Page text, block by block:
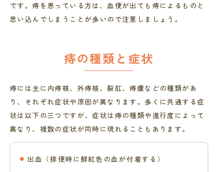
です。痔を患っている方は、血便が出ても痔によるものと
思い込んでしまうことが多いので注意しましょう。
痔の種類と症状
痔には主に内痔核、外痔核、裂肛、痔瘻などの種類があ
り、それぞれ症状や原因が異なります。多くに共通する症
状は以下の三つですが、症状は痔の種類や進行度によって
異なり、複数の症状が同時に現れることもあります。
出血（排便時に鮮紅色の血が付着する）